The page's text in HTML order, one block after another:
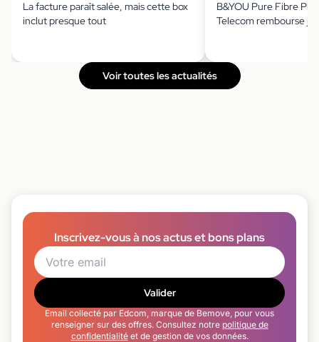
La facture paraît salée, mais cette box
inclut presque tout
B&YOU Pure Fibre
Telecom rembourse
Voir toutes les actualités
Inscrivez-vous à nos actus et bons plans
Valider
Email collecté par Edcom, marque de Bemove, pour vous
renseigner sur des offres. Consultez notre politique de
confidentialitéet de gestion de vos données.